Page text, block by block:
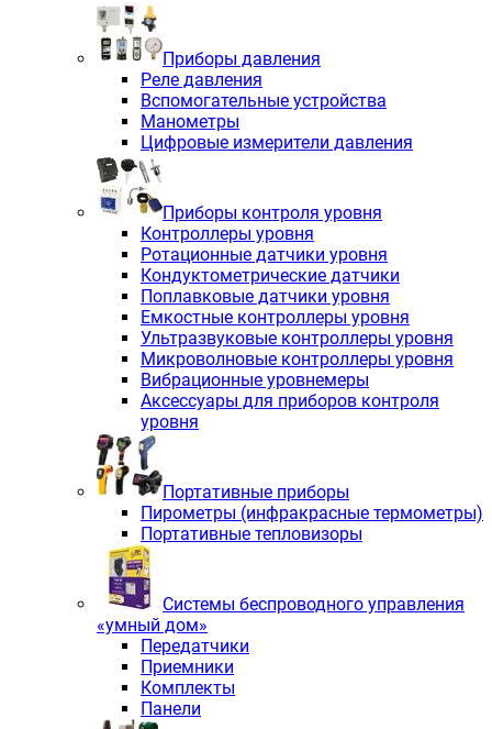
Приборы давления
Реле давления
Вспомогательные устройства
Манометры
Цифровые измерители давления
Приборы контроля уровня
Контроллеры уровня
Ротационные датчики уровня
Кондуктометрические датчики
Поплавковые датчики уровня
Емкостные контроллеры уровня
Ультразвуковые контроллеры уровня
Микроволновые контроллеры уровня
Вибрационные уровнемеры
Аксессуары для приборов контроля
уровня
Портативные приборы
Пирометры (инфракрасные термометры)
Портативные тепловизоры
Системы беспроводного управления
«умный дом»
Передатчики
Приемники
Комплекты
Панели